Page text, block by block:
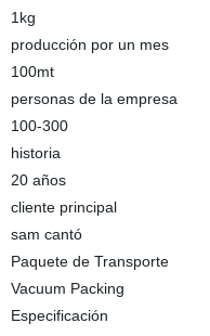
1kg
producción por un mes
100mt
personas de la empresa
100-300
historia
20 años
cliente principal
sam cantó
Paquete de Transporte
Vacuum Packing
Especificación